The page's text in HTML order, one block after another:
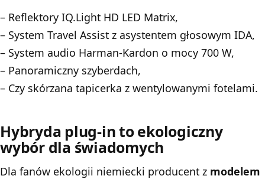
– Reflektory IQ.Light HD LED Matrix,
– System Travel Assist z asystentem głosowym IDA,
– System audio Harman-Kardon o mocy 700 W,
– Panoramiczny szyberdach,
– Czy skórzana tapicerka z wentylowanymi fotelami.
Hybryda plug-in to ekologiczny
wybór dla świadomych
Dla fanów ekologii niemiecki producent z modelem